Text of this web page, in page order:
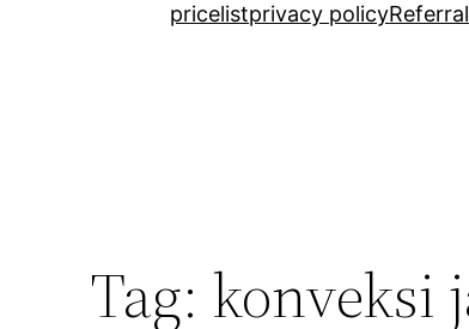
pricelistprivacy policyReferral
Tag: konveksi